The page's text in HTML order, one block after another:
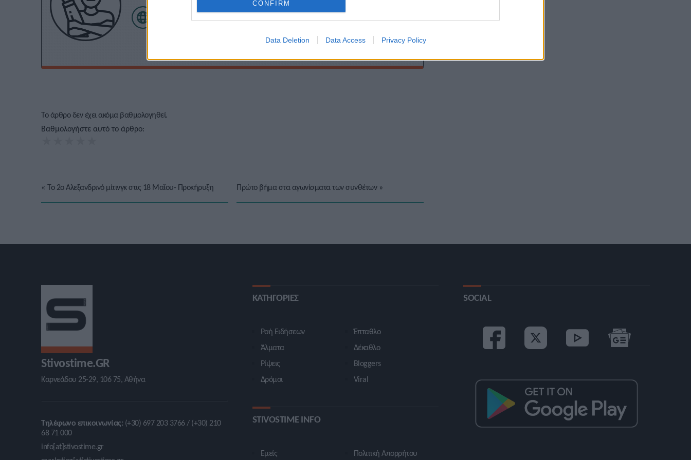
CONFIRM
Data Deletion Data Access Privacy Policy
Το άρθρο δεν έχει ακόμα βαθμολογηθεί.
Βαθμολογήστε αυτό το άρθρο:
« Το 2ο Αλεξανδρινό μίτινγκ στις 18 Μαΐου- Προκήρυξη Πρώτο βήμα στα αγωνίσματα των συνθέτων»
Stivostime.GR
Καρνεάδου 25-29, 106 75, Αθήνα
Τηλέφωνο επικοινωνίας: (+30) 697 203 3766 / (+30) 210
68 71 000
info[at]stivostime.gr
ΚΑΤΗΓΟΡΙΕΣ
Ροή Ειδήσεων
Άλματα
Ρίψεις
Δρόμοι
Έπταθλο
Δέκαθλο
Bloggers
Viral
STIVOSTIME INFO
Εμείς Πολιτική Απορρήτου
SOCIAL